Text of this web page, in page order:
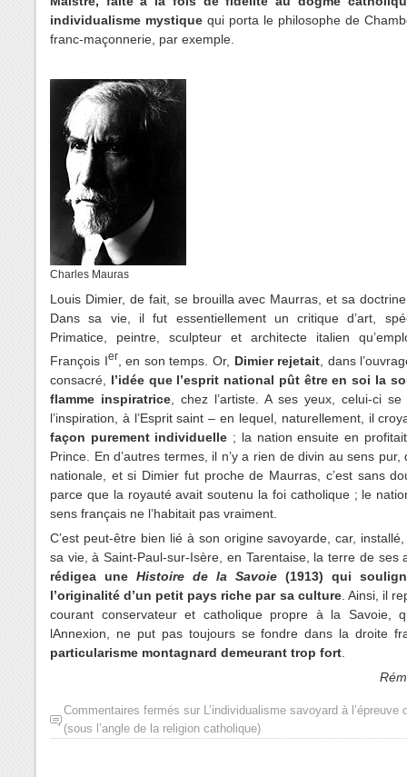
individualisme mystique qui porta le philosophe de
franc-maçonnerie, par exemple.
Charles Mauras
Louis Dimier, de fait, se brouilla avec Maurras, et sa
Dans sa vie, il fut essentiellement un critique d’art,
Primatice, peintre, sculpteur et architecte italien qu’
François Ier , en son temps. Or, Dimier rejetait , dans l’
consacré, l’idée que l’esprit national pût être en soi la
flamme inspiratrice , chez l’artiste. A ses yeux, celui-ci se
l’inspiration, à l’Esprit saint – en lequel, naturellement, il
façon purement individuelle ; la nation ensuite en
Prince. En d’autres termes, il n’y a rien de divin au sens pur,
nationale, et si Dimier fut proche de Maurras, c’est sans
parce que la royauté avait soutenu la foi catholique ; le
sens français ne l’habitait pas vraiment.
C’est peut-être bien lié à son origine savoyarde, car,
sa vie, à Saint-Paul-sur-Isère, en Tarentaise, la terre de ses
rédigea une Histoire de la Savoie (1913) qui
l’originalité d’un petit pays riche par sa culture. Ainsi, il
courant conservateur et catholique propre à la Savoie,
lAnnexion, ne put pas toujours se fondre dans la droite
particularisme montagnard demeurant trop fort
Commentaires fermés sur L’individualisme savoyard à l’épreuve
(sous l’angle de la religion catholique)